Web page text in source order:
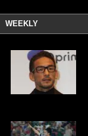
WEEKLY